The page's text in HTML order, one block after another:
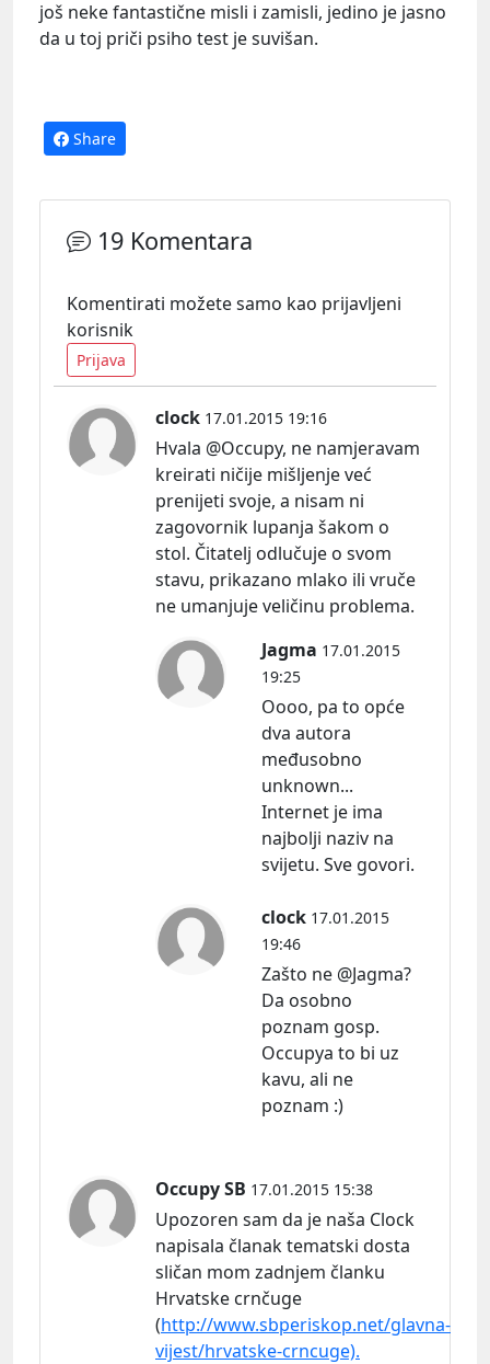
još neke fantastične misli i zamisli, jedino je jasno
da u toj priči psiho test je suvišan.
Share
19 Komentara
Komentirati možete samo kao prijavljeni
korisnik
Prijava
clock 17.01.2015 19:16
Hvala @Occupy, ne namjeravam
kreirati ničije mišljenje već
prenijeti svoje, a nisam ni
zagovornik lupanja šakom o
stol. Čitatelj odlučuje o svom
stavu, prikazano mlako ili vruče
ne umanjuje veličinu problema.
Jagma 17.01.2015
19:25
Oooo, pa to opće
dva autora
međusobno
unknown...
Internet je ima
najbolji naziv na
svijetu. Sve govori.
clock 17.01.2015
19:46
Zašto ne @Jagma?
Da osobno
poznam gosp.
Occupya to bi uz
kavu, ali ne
poznam :)
Occupy SB 17.01.2015 15:38
Upozoren sam da je naša Clock
napisala članak tematski dosta
sličan mom zadnjem članku
Hrvatske crnčuge
(http://www.sbperiskop.net/glavna-
vijest/hrvatske-crncuge).